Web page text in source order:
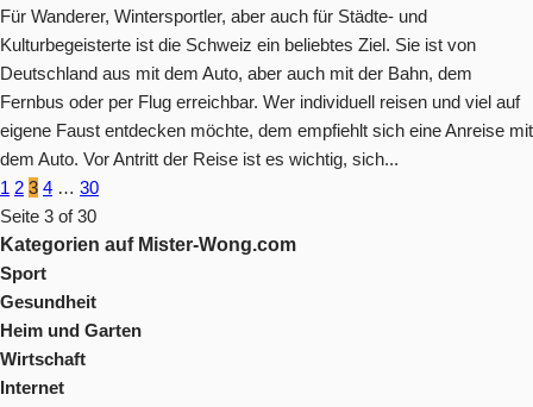
Für Wanderer, Wintersportler, aber auch für Städte- und
Kulturbegeisterte ist die Schweiz ein beliebtes Ziel. Sie ist von
Deutschland aus mit dem Auto, aber auch mit der Bahn, dem
Fernbus oder per Flug erreichbar. Wer individuell reisen und viel auf
eigene Faust entdecken möchte, dem empfiehlt sich eine Anreise mit
dem Auto. Vor Antritt der Reise ist es wichtig, sich...
1 2 3 4 … 30
Seite 3 of 30
Kategorien auf Mister-Wong.com
Sport
Gesundheit
Heim und Garten
Wirtschaft
Internet